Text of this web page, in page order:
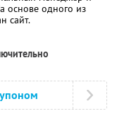
основе одного из
сайт.